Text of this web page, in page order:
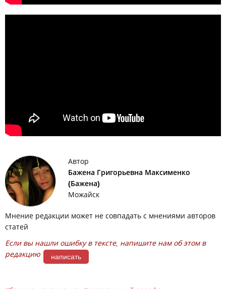
Автор
Бажена Григорьевна Максименко
(Бажена)
Можайск
Мнение редакции может не совпадать с мнениями авторов
статей
Если вы нашли ошибку в тексте, напишите нам об этом в
редакцию
написать